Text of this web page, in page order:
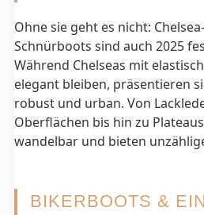
Ohne sie geht es nicht:
Schnürboots sind auch 2025
Während Chelseas mit
elegant bleiben, präsentieren
robust und urban. Von
Oberflächen bis hin zu
wandelbar und bieten
BIKERBOOTS &